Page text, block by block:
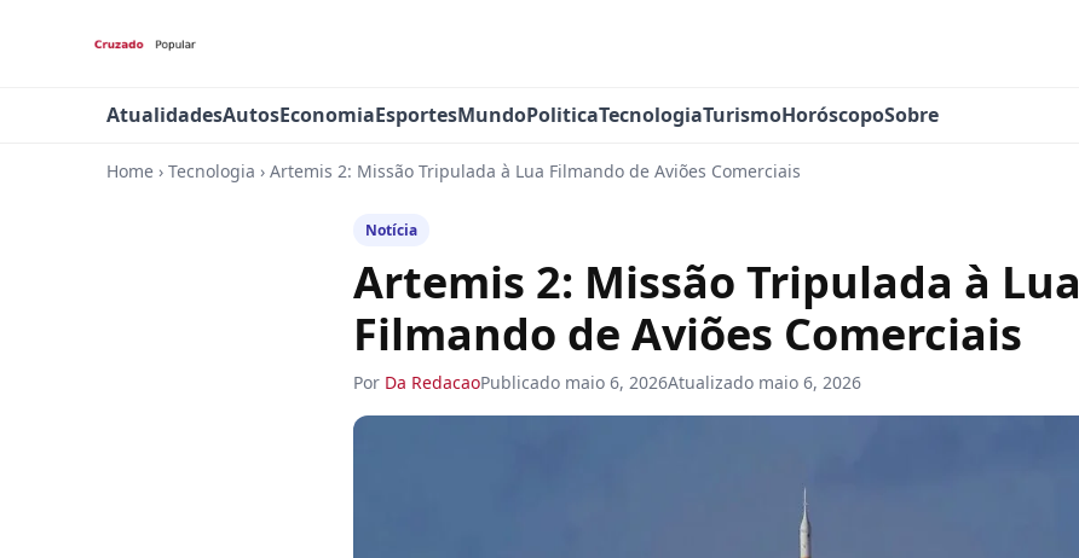
AtualidadesAutosEconomiaEsportesMundoPoliticaTecnologiaTurismoHoróscopoSobre
Home › Tecnologia › Artemis 2: Missão Tripulada à Lua Filmando de Aviões Comerciais
Notícia
Artemis 2: Missão Tripulada à Lua
Filmando de Aviões Comerciais
Por Da RedacaoPublicado maio 6, 2026Atualizado maio 6, 2026